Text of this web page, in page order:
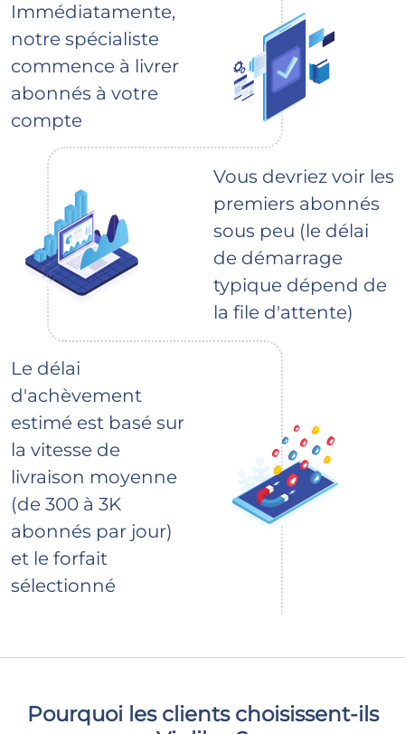
Immédiatamente,
notre spécialiste
commence à livrer
abonnés à votre
compte
Vous devriez voir les
premiers abonnés
sous peu (le délai
de démarrage
typique dépend de
la file d'attente)
Le délai
d'achèvement
estimé est basé sur
la vitesse de
livraison moyenne
(de 300 à 3K
abonnés par jour)
et le forfait
sélectionné
Pourquoi les clients choisissent-ils